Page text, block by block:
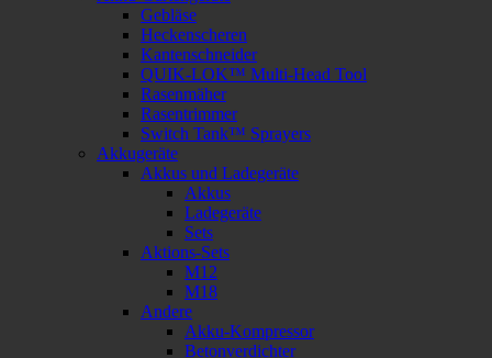
Gebläse
Heckenscheren
Kantenschneider
QUIK-LOK™ Multi-Head Tool
Rasenmäher
Rasentrimmer
Switch Tank™ Sprayers
Akkugeräte
Akkus und Ladegeräte
Akkus
Ladegeräte
Sets
Aktions-Sets
M12
M18
Andere
Akku-Kompressor
Betonverdichter